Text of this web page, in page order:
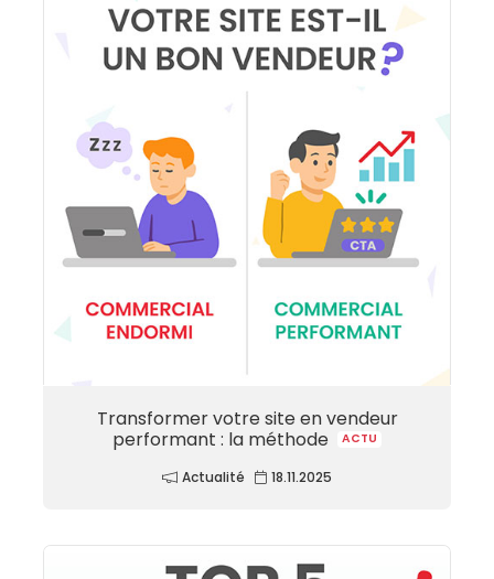
Transformer votre site en vendeur
performant : la méthode
ACTU
Actualité 18.11.2025